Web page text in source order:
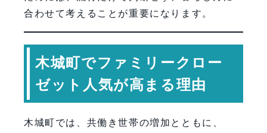
合わせて考えることが重要になります。
木城町でファミリークロー
ゼット人気が高まる理由
木城町では、共働き世帯の増加とともに、